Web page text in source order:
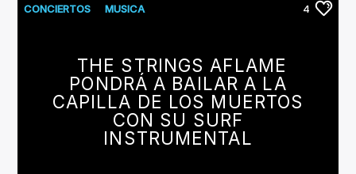
CONCIERTOS MUSICA 4
THE STRINGS AFLAME
PONDRÁ A BAILAR A LA
CAPILLA DE LOS MUERTOS
CON SU SURF
INSTRUMENTAL